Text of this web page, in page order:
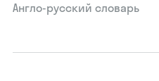
Англо-русский словарь